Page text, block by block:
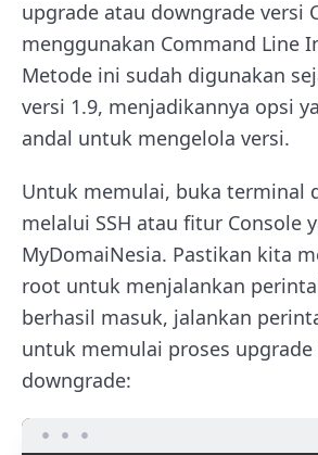
upgrade atau downgrade versi
menggunakan Command Line
Metode ini sudah digunakan
versi 1.9, menjadikannya opsi
andal untuk mengelola versi.
Untuk memulai, buka terminal
melalui SSH atau fitur Console
MyDomaiNesia. Pastikan kita
root untuk menjalankan
berhasil masuk, jalankan
untuk memulai proses upgrade
downgrade: